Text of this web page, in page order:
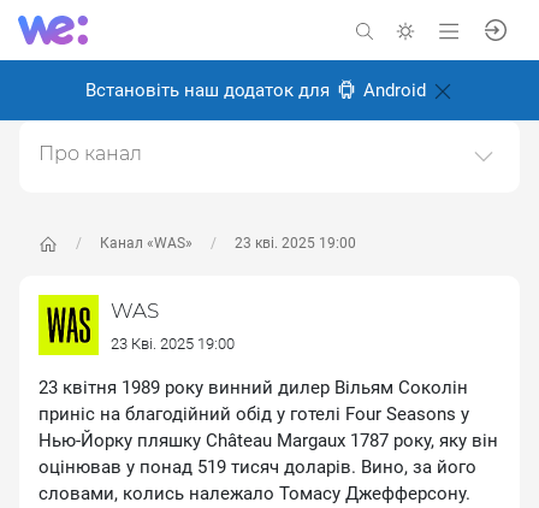
Встановіть наш додаток для Android
Канал «WAS» 23 кві. 2025 19:00
WAS
23 Кві. 2025 19:00
23 квітня 1989 року винний дилер Вільям Соколін
приніс на благодійний обід у готелі Four Seasons у
Нью-Йорку пляшку Château Margaux 1787 року, яку він
оцінював у понад 519 тисяч доларів. Вино, за його
словами, колись належало Томасу Джефферсону.
Про канал
Створено: 8 січня 2025
Відповідальні: